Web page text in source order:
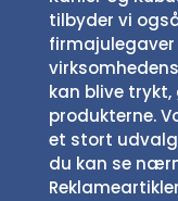
tilbyder vi
kan blive
produkterne.
et stort
du kan se